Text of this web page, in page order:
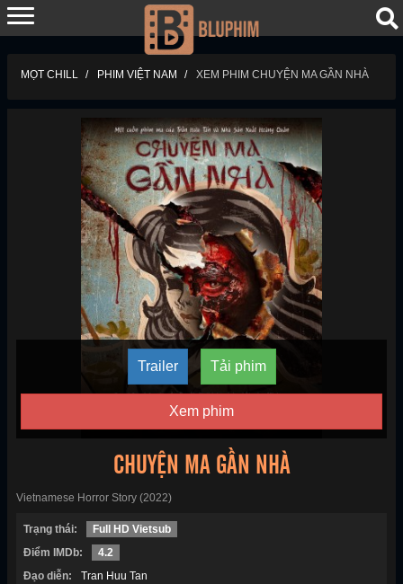
MỌT CHILL PHIM VIỆT NAM XEM PHIM CHUYỆN MA GẦN NHÀ
Trailer Tải phim
Xem phim
CHUYỆN MA GẦN NHÀ
Vietnamese Horror Story (2022)
Trạng thái:
Full HD Vietsub
Điểm IMDb:
4.2
Đạo diễn:
Tran Huu Tan